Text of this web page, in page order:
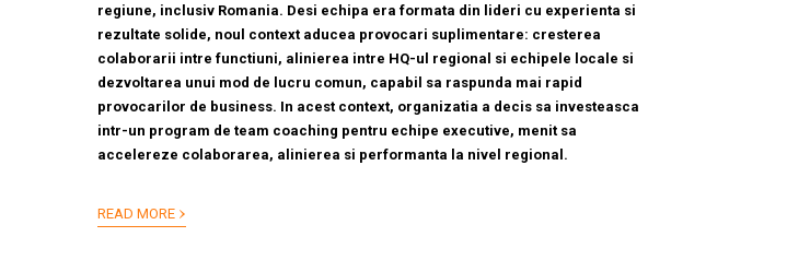
regiune, inclusiv Romania. Desi echipa era formata din lideri cu experienta si
rezultate solide, noul context aducea provocari suplimentare: cresterea
colaborarii intre functiuni, alinierea intre HQ-ul regional si echipele locale si
dezvoltarea unui mod de lucru comun, capabil sa raspunda mai rapid
provocarilor de business. In acest context, organizatia a decis sa investeasca
intr-un program de team coaching pentru echipe executive, menit sa
accelereze colaborarea, alinierea si performanta la nivel regional.
READ MORE ›